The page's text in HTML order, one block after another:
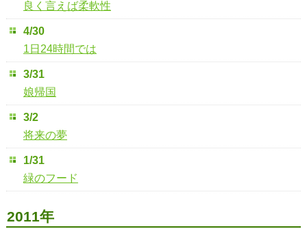
良く言えば柔軟性
4/30
1日24時間では
3/31
娘帰国
3/2
将来の夢
1/31
緑のフード
2011年